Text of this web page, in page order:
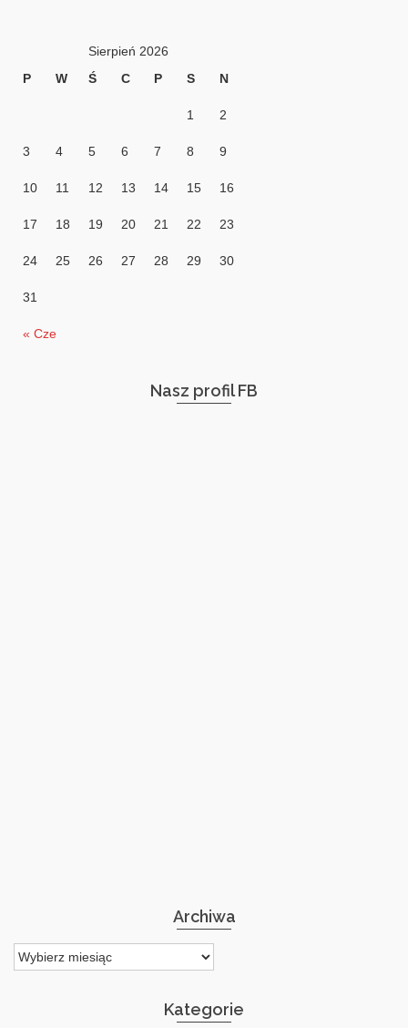
Sierpień 2026
P
W Ś C P S N
« Cze
1 2
3 4 5 6 7 8 9
10 11 12 13 14 15 16
17 18 19 20 21 22 23
24 25 26 27 28 29 30
31
Nasz profil FB
Archiwa
Archiwa
Kategorie